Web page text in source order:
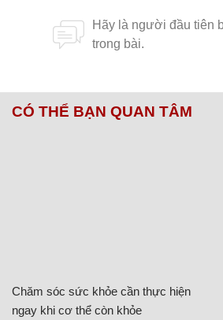
CÓ THỂ BẠN QUAN TÂM
Chăm sóc sức khỏe cần thực hiện
ngay khi cơ thể còn khỏe